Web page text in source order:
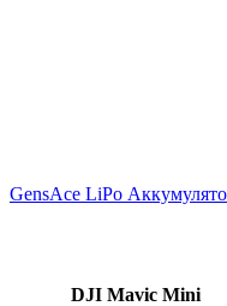
DJI Mavic Mini
GensAce LiPo